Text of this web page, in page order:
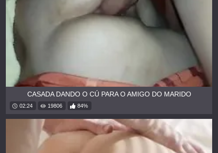
CASADA DANDO O CÚ PARA O AMIGO DO MARIDO
02:24 19806 84%